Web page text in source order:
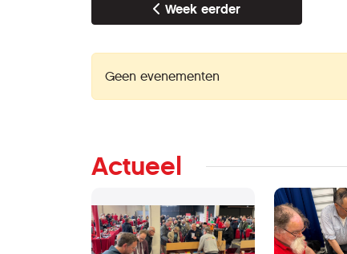
Week eerder
Geen evenementen
Actueel